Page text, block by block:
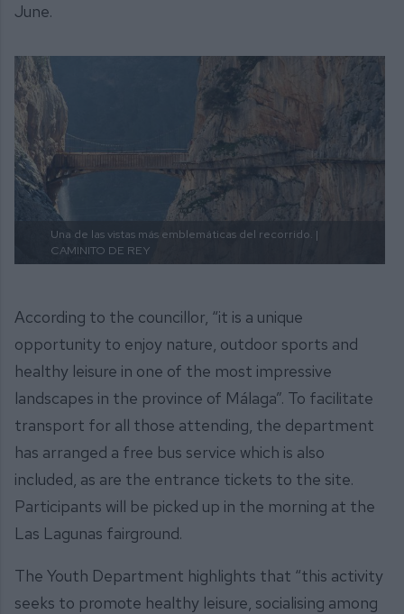
June.
Una de las vistas más emblemáticas del recorrido. |
CAMINITO DE REY
According to the councillor, “it is a unique
opportunity to enjoy nature, outdoor sports and
healthy leisure in one of the most impressive
landscapes in the province of Málaga”. To facilitate
transport for all those attending, the department
has arranged a free bus service which is also
included, as are the entrance tickets to the site.
Participants will be picked up in the morning at the
Las Lagunas fairground.
The Youth Department highlights that “this activity
seeks to promote healthy leisure, socialising among